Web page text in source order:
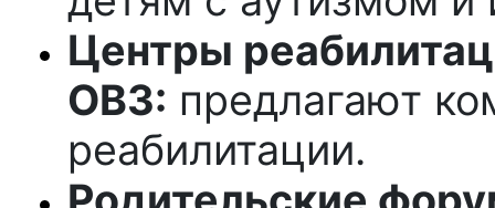
Центры
ОВЗ: предлагают
реабилитации.